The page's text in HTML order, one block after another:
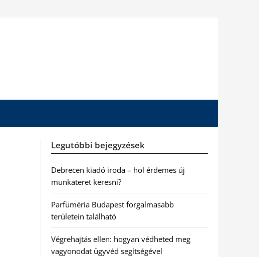
Legutóbbi bejegyzések
Debrecen kiadó iroda – hol érdemes új
munkateret keresni?
Parfüméria Budapest forgalmasabb
területein található
Végrehajtás ellen: hogyan védheted meg
vagyonodat ügyvéd segítségével